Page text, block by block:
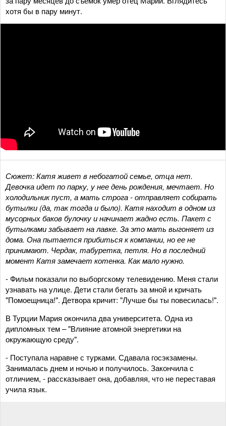
хотя бы в пару минут.
Сюжет: Катя живет в небогатой семье, отца нет.
Девочка идет по парку, у нее день рождения, мечтает. Но
холодильник пуст, а мать строга - отправляет собирать
бутылки (да, так тогдаибыло). Катя находит в одном из
мусорных баков булочку и начинает жадно есть. Пакет с
бутылками забывает на лавке. За это мать выгоняет из
дома. Онапытается прибиться к компании, но ее не
принимают. Чердак, табуретка, петля. Но в последний
момент Катя замечает котенка. Как мало нужно.
- Фильм показали по выборгскому телевидению. Меня стали
узнавать на улице. Дети стали бегать за мной и кричать
"Помоещница!". Детвора кричит: "Лучше бы ты повесилась!".
В Турции Мария окончила два университета. Одна из
дипломных тем – "Влияние атомной энергетики на
окружающую среду".
- Поступала наравне с турками. Сдавала госэкзамены.
Занималась днем и ночью и получилось. Закончила с
отличием, - рассказывает она, добавляя, что не переставая
учила язык.